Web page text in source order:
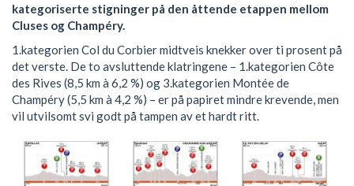
kategoriserte stigninger på den åttende etappen mellom
Cluses og Champéry.
1.kategorien Col du Corbier midtveis knekker over ti prosent på
det verste. De to avsluttende klatringene – 1.kategorien Côte
des Rives (8,5 km à 6,2 %) og 3.kategorien Montée de
Champéry (5,5 km à 4,2 %) – er på papiret mindre krevende, men
vil utvilsomt svi godt på tampen av et hardt ritt.